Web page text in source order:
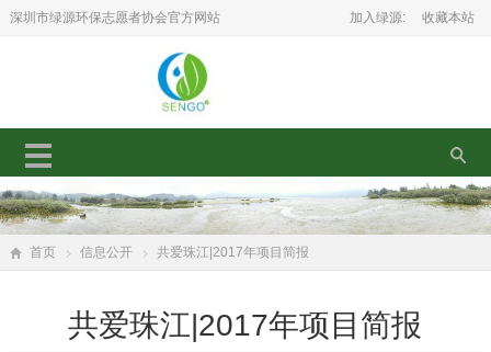
深圳市绿源环保志愿者协会官方网站 加入绿源: 收藏本站
首页 信息公开 共爱珠江|2017年项目简报
共爱珠江|2017年项目简报